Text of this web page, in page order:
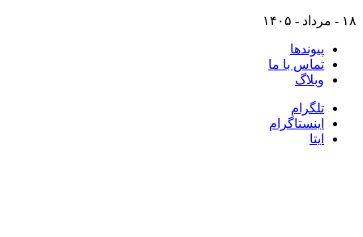
۱۸ - مرداد - ۱۴۰۵
پیوندها
تماس با ما
وبلاگ
تلگرام
اینستاگرام
ایتا